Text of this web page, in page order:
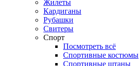
Жилеты
Кардиганы
Рубашки
Свитеры
Спорт
Посмотреть всё
Спортивные костюмы
Спортивные штаны